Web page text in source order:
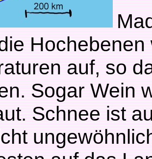
auf, so
Sogar Wein
Schnee ist